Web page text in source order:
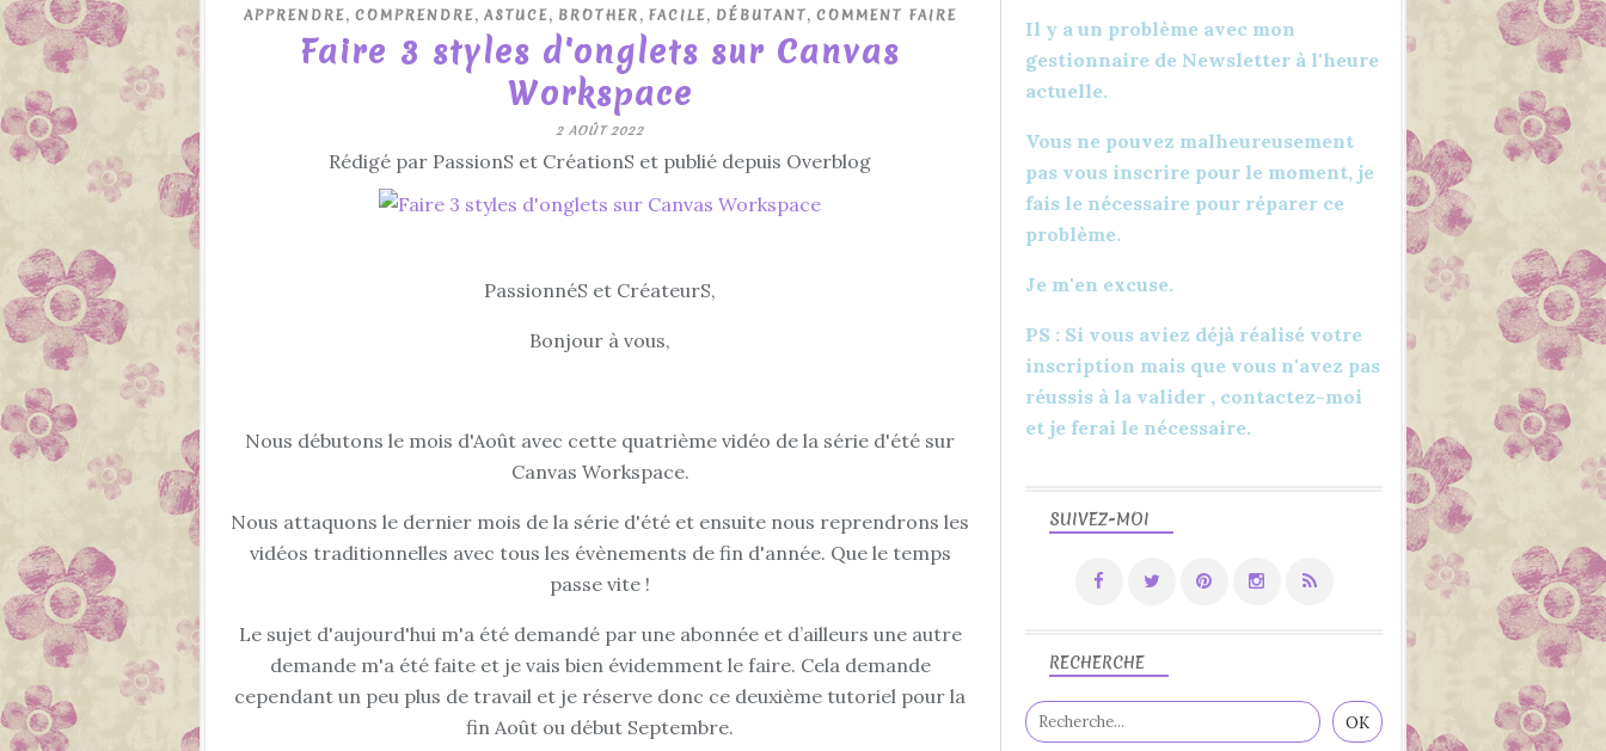
APPRENDRE, COMPRENDRE, ASTUCE, BROTHER, FACILE, DÉBUTANT, COMMENT FAIRE
Faire 3 styles d'onglets sur Canvas
Workspace
2 AOÛT 2022
Rédigé par PassionS et CréationS et publié depuis Overblog
PassionnéS et CréateurS,
Bonjour à vous,
Nous débutons le mois d'Août avec cette quatrième vidéo de la série d'été sur
Canvas Workspace.
Nous attaquons le dernier mois de la série d'été et ensuite nous reprendrons les
vidéos traditionnelles avec tous les évènements de fin d'année. Que le temps
passe vite !
Le sujet d'aujourd'hui m'a été demandé par une abonnée et d’ailleurs une autre
demande m'a été faite et je vais bien évidemment le faire. Cela demande
cependant un peu plus de travail et je réserve donc ce deuxième tutoriel pour la
fin Août ou début Septembre.
SUIVEZ-MOI
RECHERCHE
Il y a un problème avec mon
gestionnaire de Newsletter à l'heure
actuelle.
Vous ne pouvez malheureusement
pas vous inscrire pour le moment, je
fais le nécessaire pour réparer ce
problème.
Je m'en excuse.
PS : Si vous aviez déjà réalisé votre
inscription mais que vous n'avez pas
réussis à la valider , contactez-moi
et je ferai le nécessaire.